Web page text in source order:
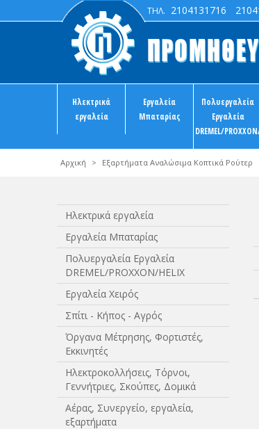
ΤΗΛ. 2104131716
Ηλεκτρικά
εργαλεία
Εργαλεία
Μπαταρίας
Πολυεργαλεία
Εργαλεία
DREMEL/
Αρχική > Εξαρτήματα Αναλώσιμα Κοπτικά Ρούτερ
Ηλεκτρικά εργαλεία
Εργαλεία Μπαταρίας
Πολυεργαλεία Εργαλεία
DREMEL/PROXXON/HELIX
Εργαλεία Χειρός
Σπίτι - Κήπος - Αγρός
Όργανα Μέτρησης, Φορτιστές,
Εκκινητές
Ηλεκτροκολλήσεις, Τόρνοι,
Γεννήτριες, Σκούπες, Δομικά
Αέρας, Συνεργείο, εργαλεία,
εξαρτήματα